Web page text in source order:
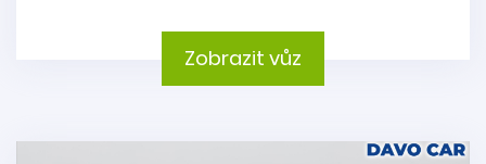
Zobrazit vůz